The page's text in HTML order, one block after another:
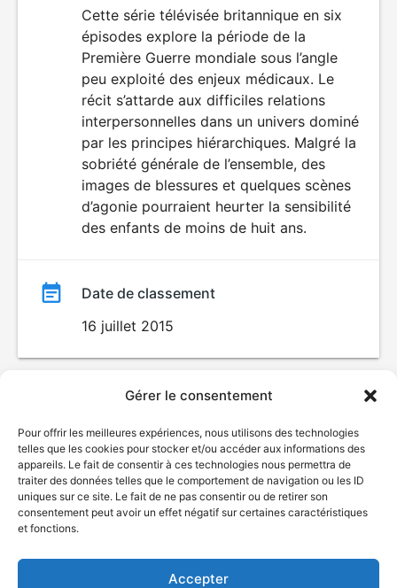
Gérer le consentement
Pour offrir les meilleures expériences, nous utilisons des technologies
telles que les cookies pour stocker et/ou accéder aux informations des
appareils. Le fait de consentir à ces technologies nous permettra de
traiter des données telles que le comportement de navigation ou les ID
uniques sur ce site. Le fait de ne pas consentir ou de retirer son
consentement peut avoir un effet négatif sur certaines caractéristiques
et fonctions.
Accepter
DÉCONSEILLÉ
AUX JEUNES
ENFANTS
Cette série télévisée britannique en six
épisodes explore la période de la
Première Guerre mondiale sous l’angle
peu exploité des enjeux médicaux. Le
récit s’attarde aux difficiles relations
interpersonnelles dans un univers dominé
par les principes hiérarchiques. Malgré la
sobriété générale de l’ensemble, des
images de blessures et quelques scènes
d’agonie pourraient heurter la sensibilité
des enfants de moins de huit ans.
Date de classement
16 juillet 2015
© Gouvernement du Québec, 2026
Plan du site
Accessibilité